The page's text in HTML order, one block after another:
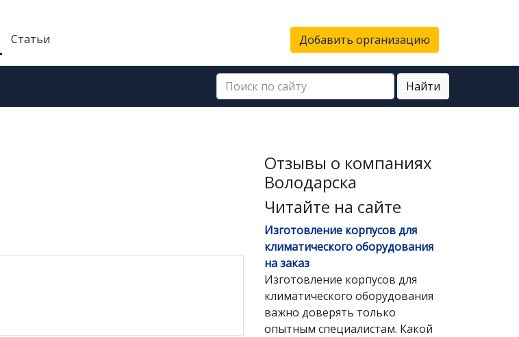
Статьи Добавить организацию
Найти
Отзывы о компаниях
Володарска
Читайте на сайте
Изготовление корпусов для
климатического оборудования
на заказ
Изготовление корпусов для
климатического оборудования
важно доверять только
опытным специалистам. Какой